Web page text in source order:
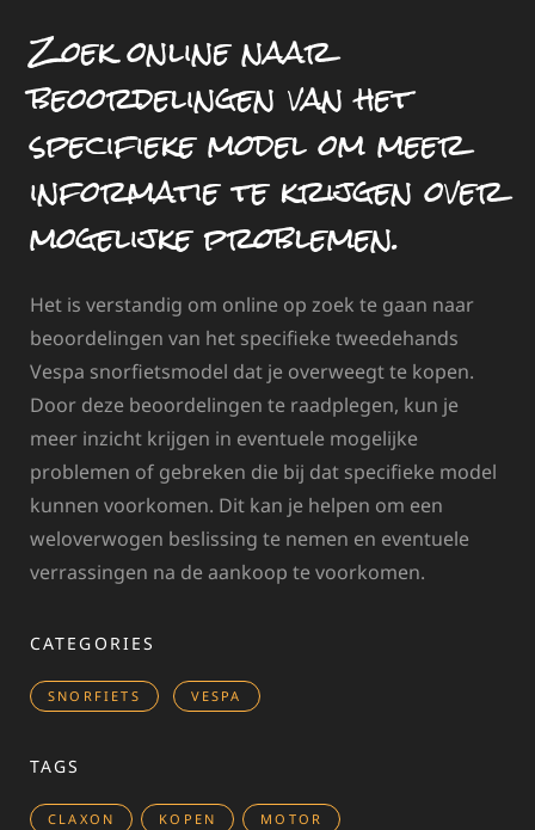
Zoek online naar
beoordelingen van het
specifieke model om meer
informatie te krijgen over
mogelijke problemen.
Het is verstandig om online op zoek te gaan naar
beoordelingen van het specifieke tweedehands
Vespa snorfietsmodel dat je overweegt te kopen.
Door deze beoordelingen te raadplegen, kun je
meer inzicht krijgen in eventuele mogelijke
problemen of gebreken die bij dat specifieke model
kunnen voorkomen. Dit kan je helpen om een
weloverwogen beslissing te nemen en eventuele
verrassingen na de aankoop te voorkomen.
CATEGORIES
SNORFIETS VESPA
TAGS
CLAXON KOPEN MOTOR